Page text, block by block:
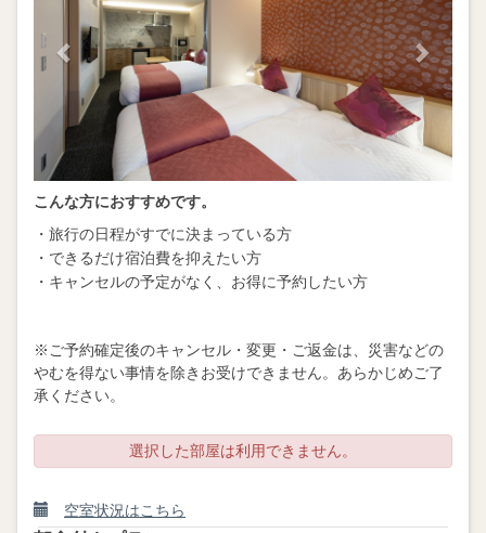
こんな方におすすめです。
・旅行の日程がすでに決まっている方
・できるだけ宿泊費を抑えたい方
・キャンセルの予定がなく、お得に予約したい方
※ご予約確定後のキャンセル・変更・ご返金は、災害などの
やむを得ない事情を除きお受けできません。あらかじめご了
承ください。
選択した部屋は利用できません。
空室状況はこちら